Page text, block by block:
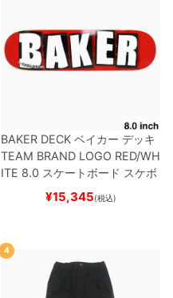
BAKER DECK ベイカー デッキ
TEAM BRAND LOGO RED/WH
ITE 8.0 スケートボード スケボ
¥15,345(税込)
4